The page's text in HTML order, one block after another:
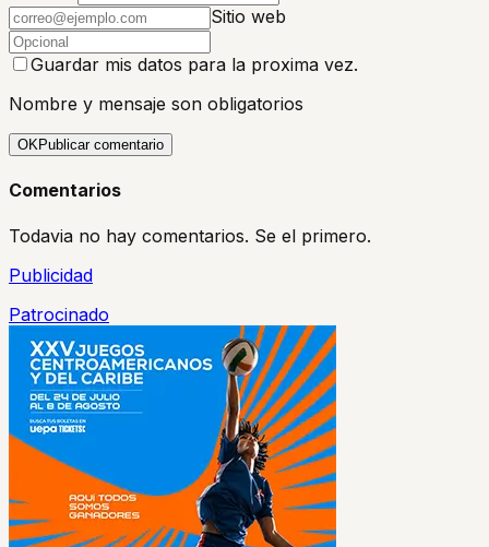
Sitio web
Guardar mis datos para la proxima vez.
Nombre y mensaje son obligatorios
OKPublicar comentario
Comentarios
Todavia no hay comentarios. Se el primero.
Publicidad
Patrocinado